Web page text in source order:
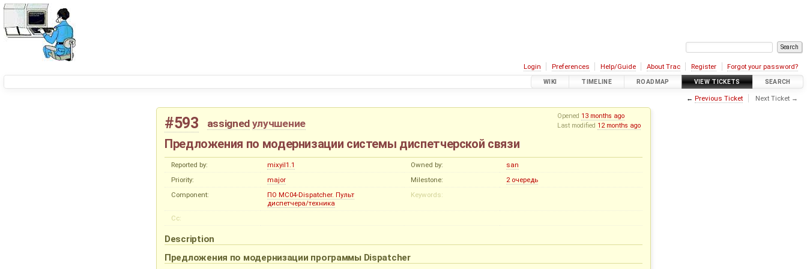
Login Preferences Help/Guide About Trac Register Forgot your password?
WIKI TIMELINE ROADMAP VIEW TICKETS SEARCH
←Previous Ticket Next Ticket →
Opened 13 months ago
Last modified 12 months ago
#593 assigned улучшение
Предложения по модернизации системы диспетчерской связи
Reported by: mixyil1.1 Owned by:
san
Priority:
major Milestone:
2 очередь
Component:
ПО MC04-Dispatcher. Пульт
диспетчера/техника
Keywords:
Cc:
Description
Предложения по модернизации программы Dispatcher